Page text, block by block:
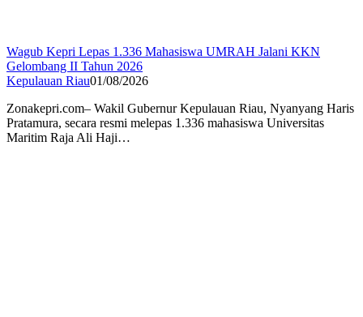
Wagub Kepri Lepas 1.336 Mahasiswa UMRAH Jalani KKN
Gelombang II Tahun 2026
Kepulauan Riau01/08/2026
Zonakepri.com– Wakil Gubernur Kepulauan Riau, Nyanyang Haris
Pratamura, secara resmi melepas 1.336 mahasiswa Universitas
Maritim Raja Ali Haji…